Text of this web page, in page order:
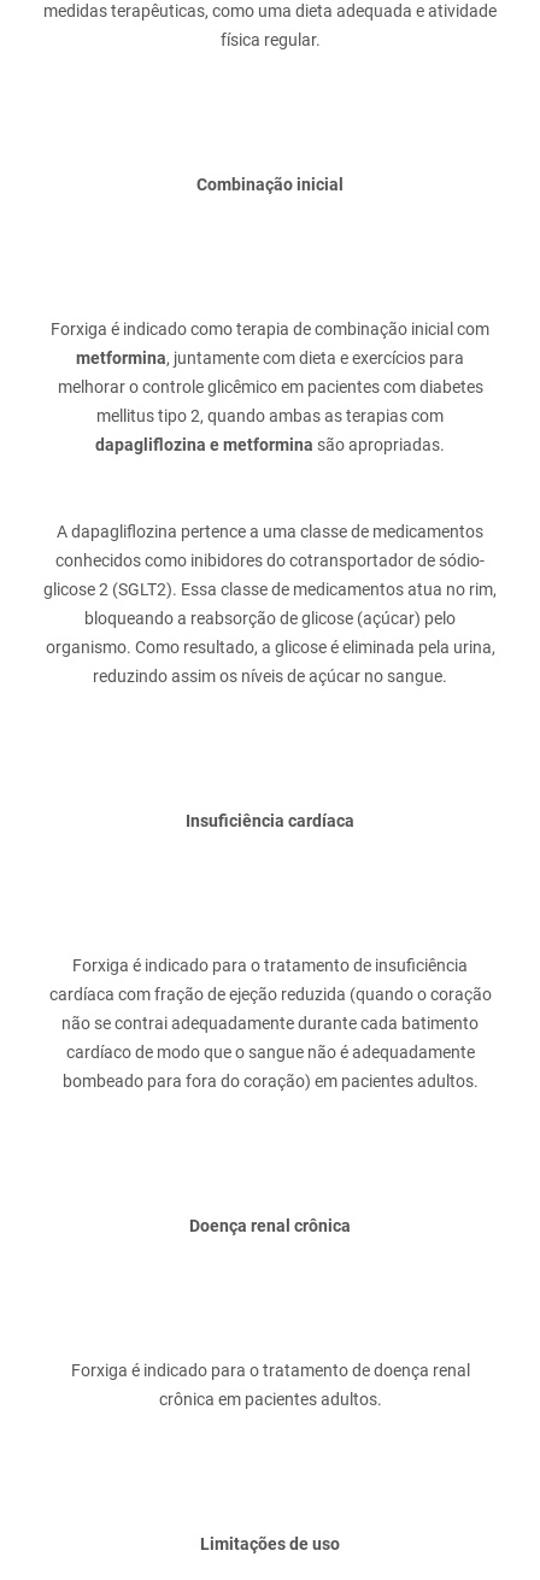
medidas terapêuticas, como uma dieta adequada e atividade
Combinação inicial
Forxiga é indicado como terapia de combinação inicial com
metformina, juntamente com dieta e exercícios para
melhorar o controle glicêmico em pacientes com diabetes
mellitus tipo 2, quando ambas as terapias com
dapagliflozina e metformina
A dapagliflozina pertence a uma classe de medicamentos
conhecidos como inibidores do cotransportador de sódio-
glicose 2 (SGLT2). Essa classe de medicamentos atua no rim,
bloqueando a reabsorção de glicose (açúcar) pelo
organismo. Como resultado, a glicose é eliminada pela urina,
Insuficiência cardíaca
Forxiga é indicado para o tratamento de insuficiência
cardíaca com fração de ejeção reduzida (quando o coração
não se contrai adequadamente durante cada batimento
cardíaco de modo que o sangue não é adequadamente
Doença renal crônica
Forxiga é indicado para o tratamento de doença renal
Limitações de uso